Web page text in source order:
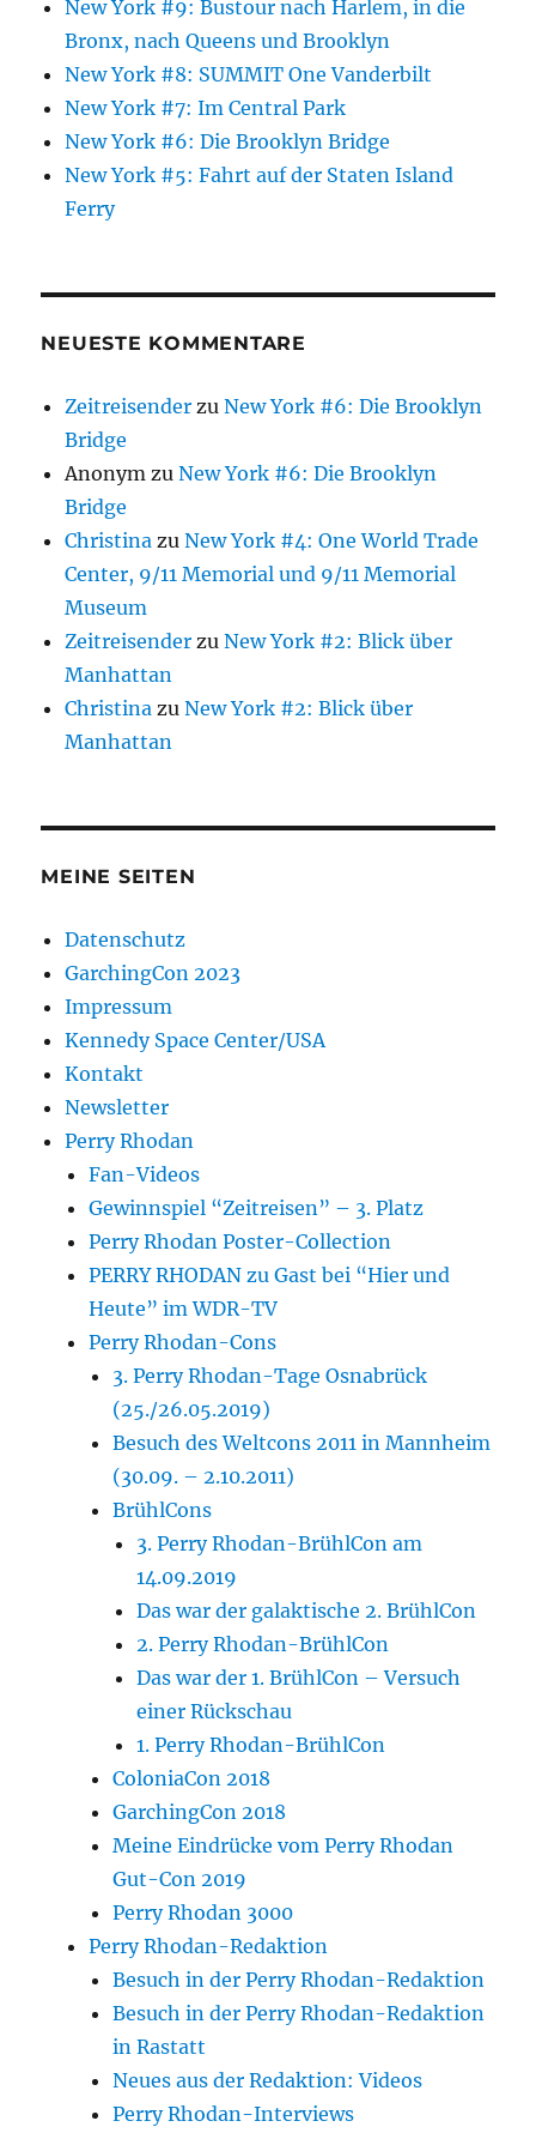
New York #9: Bustour nach Harlem, in die
Bronx, nach Queens und Brooklyn
New York #8: SUMMIT One Vanderbilt
New York #7: Im Central Park
New York #6: Die Brooklyn Bridge
New York #5: Fahrt auf der Staten Island
Ferry
NEUESTE KOMMENTARE
Zeitreisender zuNew York #6: Die Brooklyn
Bridge
Anonym zuNew York #6: Die Brooklyn
Bridge
Christina zuNew York #4: One World Trade
Center, 9/11 Memorial und 9/11 Memorial
Museum
Zeitreisender zuNew York #2: Blick über
Manhattan
Christina zuNew York #2: Blick über
Manhattan
MEINE SEITEN
Datenschutz
GarchingCon 2023
Impressum
Kennedy Space Center/USA
Kontakt
Newsletter
Perry Rhodan
Fan-Videos
Gewinnspiel “Zeitreisen” – 3. Platz
Perry Rhodan Poster-Collection
PERRY RHODAN zu Gast bei “Hier und
Heute” im WDR-TV
Perry Rhodan-Cons
3. Perry Rhodan-Tage Osnabrück
(25./26.05.2019)
Besuch des Weltcons 2011 in Mannheim
(30.09. – 2.10.2011)
BrühlCons
3. Perry Rhodan-BrühlCon am
14.09.2019
Das war der galaktische 2. BrühlCon
2. Perry Rhodan-BrühlCon
Das war der 1. BrühlCon – Versuch
einer Rückschau
1. Perry Rhodan-BrühlCon
ColoniaCon 2018
GarchingCon 2018
Meine Eindrücke vom Perry Rhodan
Gut-Con 2019
Perry Rhodan 3000
Perry Rhodan-Redaktion
Besuch in der Perry Rhodan-Redaktion
Besuch in der Perry Rhodan-Redaktion
in Rastatt
Neues aus der Redaktion: Videos
Perry Rhodan-Interviews